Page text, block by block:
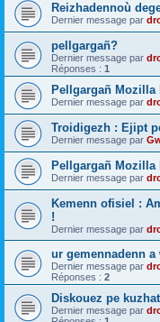
Reizhadennoù
Dernier message par
pellgargañ?
Dernier message par
Réponses : 1
Pellgargañ Mozilla
Dernier message par
Troidigezh : Ejipt
Dernier message par
Pellgargañ Mozilla
Dernier message par
Kemenn ofisiel :
!
Dernier message par
ur gemennadenn a
Dernier message par
Réponses : 2
Diskouez pe
Dernier message par